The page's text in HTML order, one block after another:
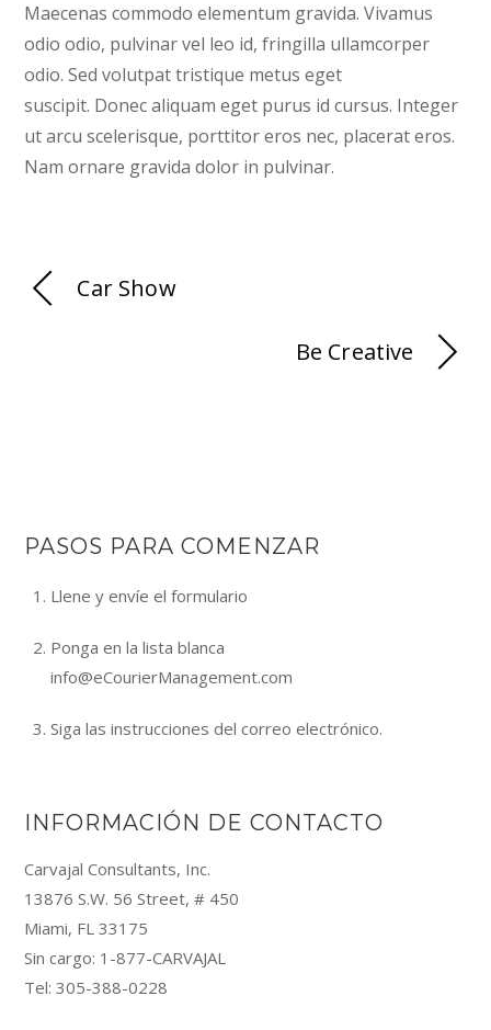
Maecenas commodo elementum gravida. Vivamus
odio odio, pulvinar vel leo id, fringilla ullamcorper
odio. Sed volutpat tristique metus eget
suscipit. Donec aliquam eget purus id cursus. Integer
ut arcu scelerisque, porttitor eros nec, placerat eros.
Nam ornare gravida dolor in pulvinar.
Car Show
Be Creative
PASOS PARA COMENZAR
Llene y envíe el formulario
Ponga en la lista blanca
info@eCourierManagement.com
Siga las instrucciones del correo electrónico.
INFORMACIÓN DE CONTACTO
Carvajal Consultants, Inc.
13876 S.W. 56 Street, # 450
Miami, FL 33175
Sin cargo: 1-877-CARVAJAL
Tel: 305-388-0228